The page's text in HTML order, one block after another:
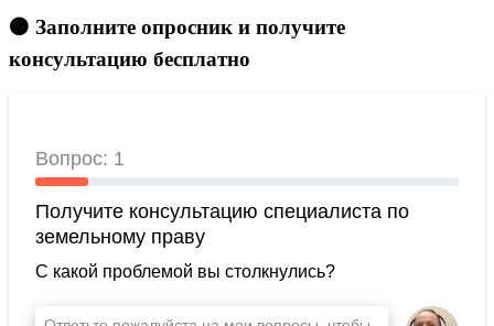
🟠 Заполните опросник и получите
консультацию бесплатно